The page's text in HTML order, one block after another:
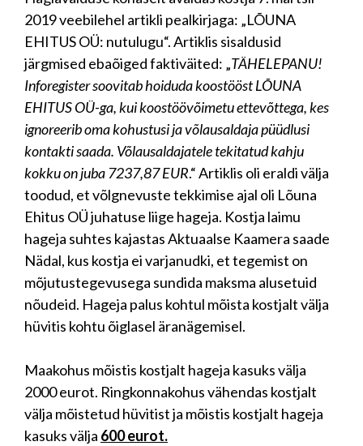
2019 veebilehel artikli pealkirjaga: „LÕUNA
EHITUS OÜ: nutulugu“. Artiklis sisaldusid
järgmised ebaõiged faktiväited: „TÄHELEPANU!
Inforegister soovitab hoiduda koostööst LÕUNA
EHITUS OÜ-ga, kui koostöövõimetu ettevõttega, kes
ignoreerib oma kohustusi ja võlausaldaja püüdlusi
kontakti saada. Võlausaldajatele tekitatud kahju
kokku on juba 7237,87 EUR.“ Artiklis oli eraldi välja
toodud, et võlgnevuste tekkimise ajal oli Lõuna
Ehitus OÜ juhatuse liige hageja. Kostja laimu
hageja suhtes kajastas Aktuaalse Kaamera saade
Nädal, kus kostja ei varjanudki, et tegemist on
mõjutustegevusega sundida maksma alusetuid
nõudeid. Hageja palus kohtul mõista kostjalt välja
hüvitis kohtu õiglasel äranägemisel.
Maakohus mõistis kostjalt hageja kasuks välja
2000 eurot. Ringkonnakohus vähendas kostjalt
välja mõistetud hüvitist ja mõistis kostjalt hageja
kasuks välja 600 eurot.